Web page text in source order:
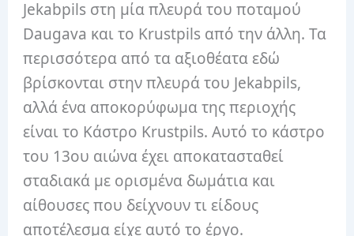
Jekabpils στη μία πλευρά του ποταμού
Daugava και το Krustpils από την άλλη.Τα
περισσότερα από τα αξιοθέατα εδώ
βρίσκονται στην πλευρά του Jekabpils,
αλλά ένα αποκορύφωμα της περιοχής
είναι το Κάστρο Krustpils.Αυτό το κάστρο
του 13ου αιώνα έχει αποκατασταθεί
σταδιακά με ορισμένα δωμάτια και
αίθουσες που δείχνουν τι είδους
αποτέλεσμα είχε αυτό το έργο.